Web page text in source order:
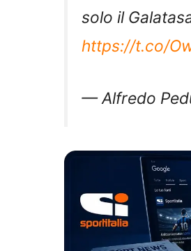
solo il
https://t.co/
— Alfredo